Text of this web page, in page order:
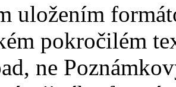
uložením
pokročilém
ne